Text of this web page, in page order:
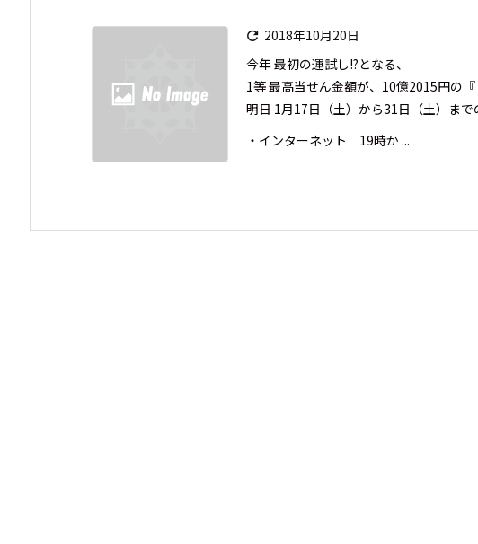
 2018年10月20日
今年 最初の運試し!?となる、
1等 最高当せん金額が、10億2015円の『
明日 1月17日（土）から31日（土）まで
・インターネット 19時か ...